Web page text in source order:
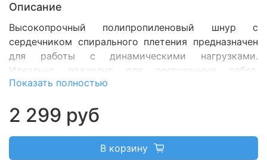
Описание
Высокопрочный полипропиленовый шнур с
сердечником спирального плетения предназначен
для работы с динамическими нагрузками.
Идеально подходит для погрузочных работ,
буксировки, различных видов спорта и туризма.
и обеспечивает идеальную прочность.
нагрузка на разрыв - 490 кг; бухта - 100
метров.
Показать полностью
2 299 руб
В корзину